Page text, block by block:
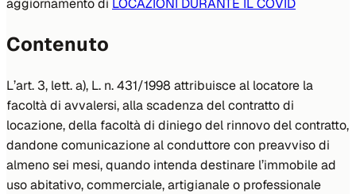
aggiornamento di LOCAZIONI DURANTE IL COVID
Contenuto
L’art. 3, lett. a), L. n. 431/1998 attribuisce al locatore la
facoltà di avvalersi, alla scadenza del contratto di
locazione, della facoltà di diniego del rinnovo del contratto,
dandone comunicazione al conduttore con preavviso di
almeno sei mesi, quando intenda destinare l’immobile ad
uso abitativo, commerciale, artigianale o professionale